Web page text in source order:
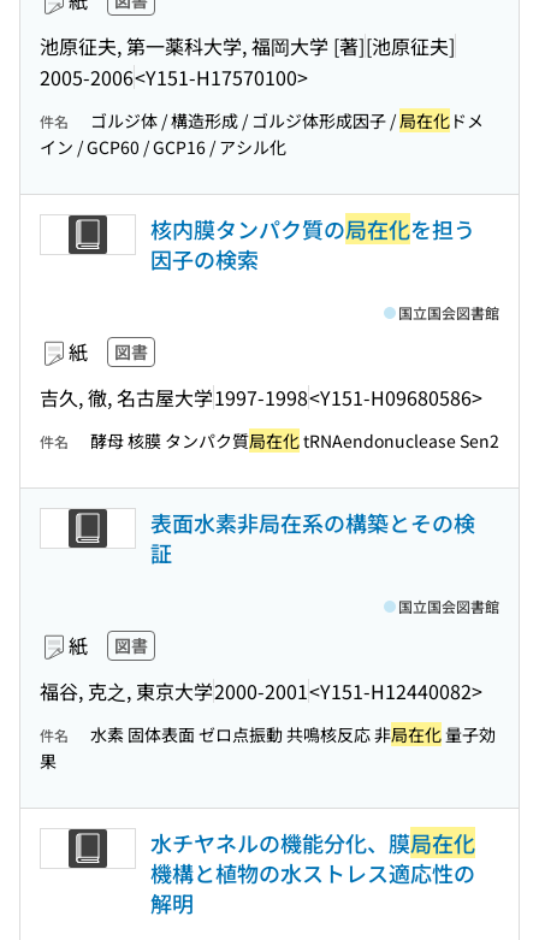
池原征夫, 第一薬科大学, 福岡大学 [著][池原征夫]
2005-2006<Y151-H17570100>
件名 ゴルジ体 / 構造形成 / ゴルジ体形成因子 /局在化 ドメ
イン / GCP60 / GCP16 / アシル化
核内膜タンパク質の局在化を担う
因子の検索
紙 図書
吉久, 徹, 名古屋大学1997-1998<Y151-H09680586>
国立国会図書館
件名 酵母 核膜 タンパク質局在化tRNAendonuclease Sen2
表面水素非局在系の構築とその検
証
紙 図書
福谷, 克之, 東京大学2000-2001<Y151-H12440082>
国立国会図書館
件名 水素 固体表面 ゼロ点振動 共鳴核反応 非局在化量子効
果
水チヤネルの機能分化、膜局在化
機構と植物の水ストレス適応性の
解明